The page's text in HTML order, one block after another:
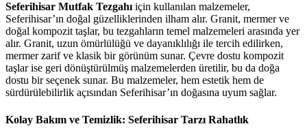
Seferihisar Mutfak Tezgahı için kullanılan malzemeler,
Seferihisar’ın doğal güzelliklerinden ilham alır. Granit, mermer ve
doğal kompozit taşlar, bu tezgahların temel malzemeleri arasında yer
alır. Granit, uzun ömürlülüğü ve dayanıklılığı ile tercih edilirken,
mermer zarif ve klasik bir görünüm sunar. Çevre dostu kompozit
taşlar ise geri dönüştürülmüş malzemelerden üretilir, bu da doğa
dostu bir seçenek sunar. Bu malzemeler, hem estetik hem de
sürdürülebilirlik açısından Seferihisar’ın doğasına uyum sağlar.
Kolay Bakım ve Temizlik: Seferihisar Tarzı Rahatlık